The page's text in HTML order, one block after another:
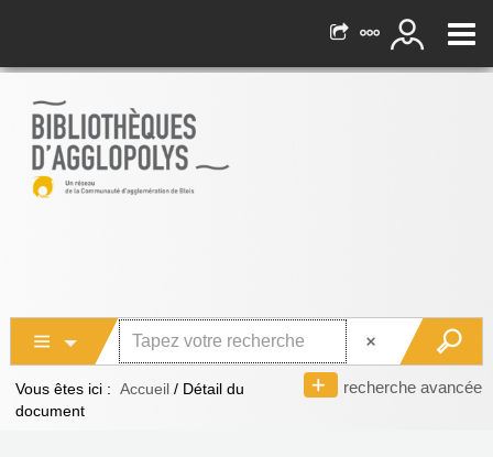
recherche avancée
Vous êtes ici : Accueil / Détail du
document